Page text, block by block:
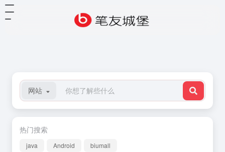
网站
热门搜索
java Android biumall